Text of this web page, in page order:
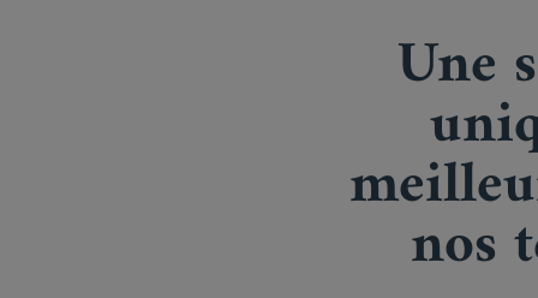
Une
nos